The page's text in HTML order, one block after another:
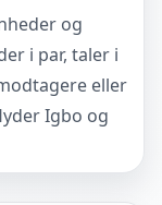
og
i par, taler i
eller
Igbo og